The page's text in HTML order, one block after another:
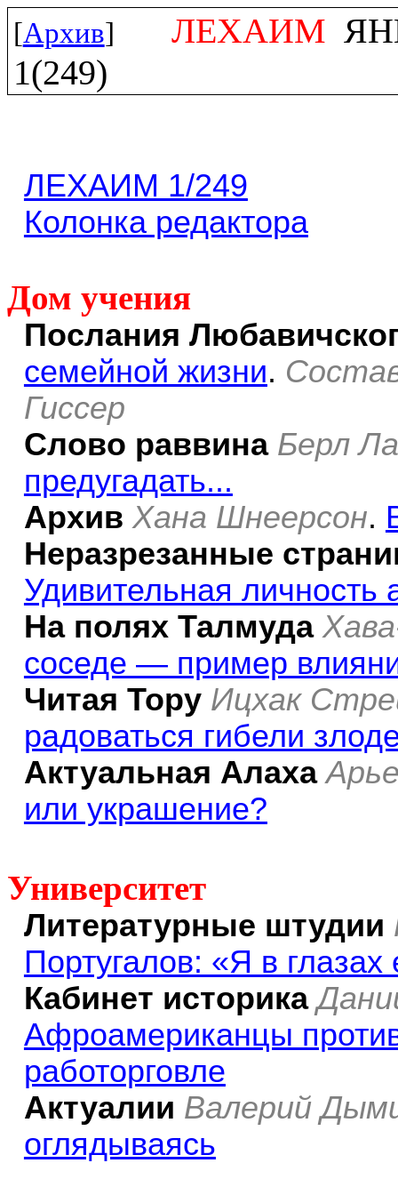
[Архив] ЛЕХАИМ
1(249)
ЛЕХАИМ 1/249
Колонка редактора
Дом учения
Послания
семейной жизни.
Гиссер
Слово раввина Берл
предугадать...
Архив Хана Шнеерсон.
Неразрезанные
Удивительная личность
На полях Талмуда
соседе — пример
Читая Тору Ицхак
радоваться гибели
Актуальная Алаха
или украшение?
Университет
Литературные штудии
Португалов: «Я в
Кабинет историка
Афроамериканцы
работорговле
Актуалии Валерий
оглядываясь